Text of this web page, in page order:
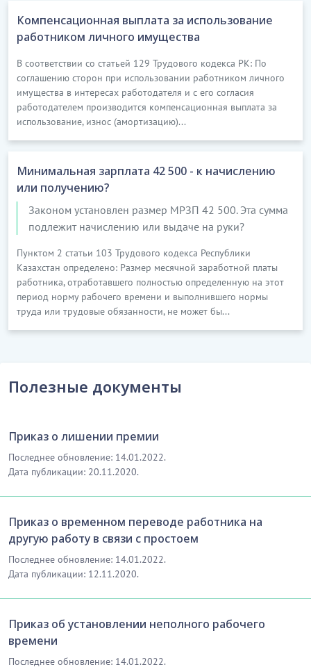
Компенсационная выплата за использование
работником личного имущества
В соответствии со статьей 129 Трудового кодекса РК: По
соглашению сторон при использовании работником личного
имущества в интересах работодателя и с его согласия
работодателем производится компенсационная выплата за
использование, износ (амортизацию)...
Минимальная зарплата 42 500 - к начислению
или получению?
Законом установлен размер МРЗП 42 500. Эта сумма
подлежит начислению или выдаче на руки?
Пунктом 2 статьи 103 Трудового кодекса Республики
Казахстан определено: Размер месячной заработной платы
работника, отработавшего полностью определенную на этот
период норму рабочего времени и выполнившего нормы
труда или трудовые обязанности, не может бы...
Полезные документы
Приказ о лишении премии
Последнее обновление: 14.01.2022.
Дата публикации: 20.11.2020.
Приказ о временном переводе работника на
другую работу в связи с простоем
Последнее обновление: 14.01.2022.
Дата публикации: 12.11.2020.
Приказ об установлении неполного рабочего
времени
Последнее обновление: 14.01.2022.